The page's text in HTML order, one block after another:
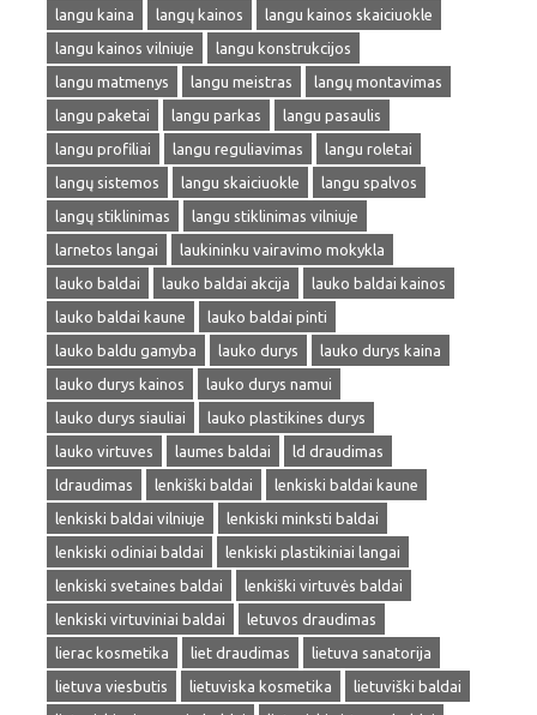
langu kaina
langų kainos
langu kainos skaiciuokle
langu kainos vilniuje
langu konstrukcijos
langu matmenys
langu meistras
langų montavimas
langu paketai
langu parkas
langu pasaulis
langu profiliai
langu reguliavimas
langu roletai
langų sistemos
langu skaiciuokle
langu spalvos
langų stiklinimas
langu stiklinimas vilniuje
larnetos langai
laukininku vairavimo mokykla
lauko baldai
lauko baldai akcija
lauko baldai kainos
lauko baldai kaune
lauko baldai pinti
lauko baldu gamyba
lauko durys
lauko durys kaina
lauko durys kainos
lauko durys namui
lauko durys siauliai
lauko plastikines durys
lauko virtuves
laumes baldai
ld draudimas
ldraudimas
lenkiški baldai
lenkiski baldai kaune
lenkiski baldai vilniuje
lenkiski minksti baldai
lenkiski odiniai baldai
lenkiski plastikiniai langai
lenkiski svetaines baldai
lenkiški virtuvės baldai
lenkiski virtuviniai baldai
letuvos draudimas
lierac kosmetika
liet draudimas
lietuva sanatorija
lietuva viesbutis
lietuviska kosmetika
lietuviški baldai